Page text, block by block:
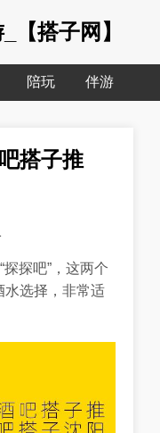
【搭子网】
陪玩 伴游
搭子推
探探吧”，这两个
水选择，非常适